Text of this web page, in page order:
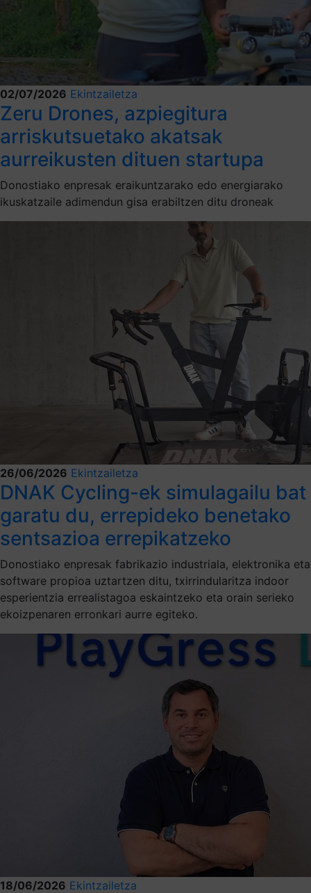
02/07/2026 Ekintzailetza
Zeru Drones, azpiegitura
arriskutsuetako akatsak
aurreikusten dituen startupa
Donostiako enpresak eraikuntzarako edo energiarako
ikuskatzaile adimendun gisa erabiltzen ditu droneak
26/06/2026 Ekintzailetza
DNAK Cycling-ek simulagailu bat
garatu du, errepideko benetako
sentsazioa errepikatzeko
Donostiako enpresak fabrikazio industriala, elektronika eta
software propioa uztartzen ditu, txirrindularitza indoor
esperientzia errealistagoa eskaintzeko eta orain serieko
ekoizpenaren erronkari aurre egiteko.
18/06/2026 Ekintzailetza